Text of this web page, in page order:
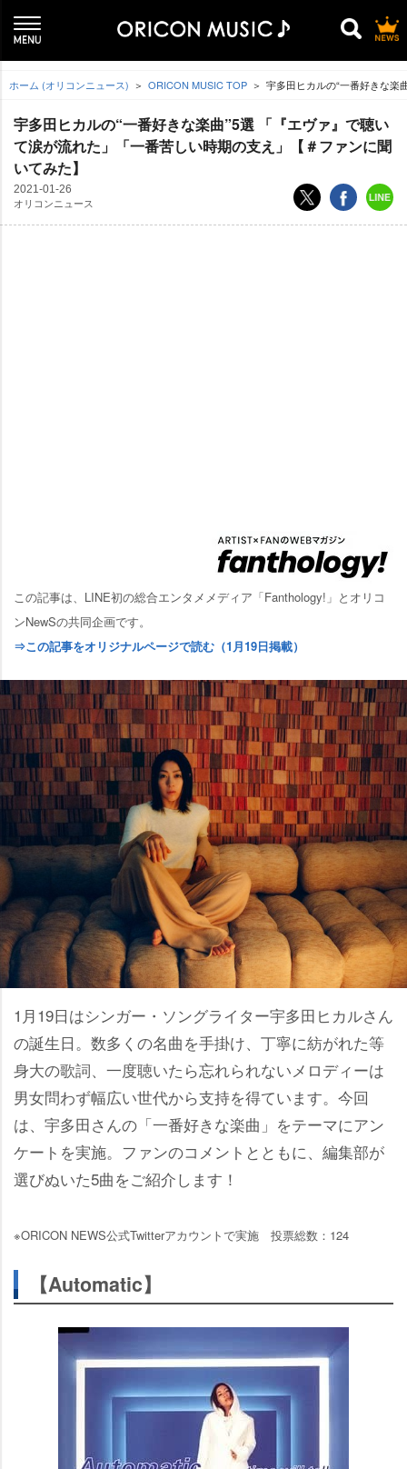
ホーム (オリコンニュース) ORICON MUSIC TOP 宇多田ヒカルの“一番好きな楽
宇多田ヒカルの“一番好きな楽曲”5選 「『エヴァ』で聴い
て涙が流れた」「一番苦しい時期の支え」【＃ファンに聞
いてみた】
2021-01-26
オリコンニュース
この記事は、LINE初の総合エンタメメディア「Fanthology!」とオリコ
ンNewSの共同企画です。
⇒この記事をオリジナルページで読む（1月19日掲載）
1月19日はシンガー・ソングライター宇多田ヒカルさん
の誕生日。数多くの名曲を手掛け、丁寧に紡がれた等
身大の歌詞、一度聴いたら忘れられないメロディーは
男女問わず幅広い世代から支持を得ています。今回
は、宇多田さんの「一番好きな楽曲」をテーマにアン
ケートを実施。ファンのコメントとともに、編集部が
選びぬいた5曲をご紹介します！
※ORICON NEWS公式Twitterアカウントで実施 投票総数：124
【Automatic】